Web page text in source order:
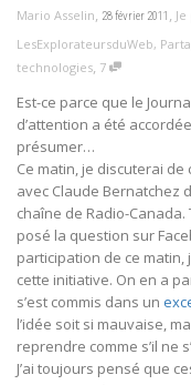
Mario Asselin, 28 février 2011 ,
LesExplorateursduWeb,
technologies, 7
Est-ce parce que le
d’attention a été
présumer…
Ce matin, je discuterai de
avec Claude Bernatchez
chaîne de Radio-Canada.
posé la question sur
participation de ce matin,
cette initiative. On en a
s’est commis dans un
l’idée soit si mauvaise,
reprendre comme s’il ne
J’ai toujours pensé que